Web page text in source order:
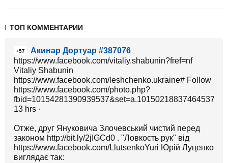
ТОП КОММЕНТАРИИ
+57
Акинар Дортуар #387076
https://www.facebook.com/vitaliy.shabunin?fref=nf
Vitaliy Shabunin
https://www.facebook.com/leshchenko.ukraine# Follow
https://www.facebook.com/photo.php?
13 hrs ·
Отже, друг Януковича Злочевський чистий перед
законом http://bit.ly/2jIGCd0 . "Ловкость рук" від
https://www.facebook.com/LlutsenkoYuri Юрій Луценко
виглядає так: